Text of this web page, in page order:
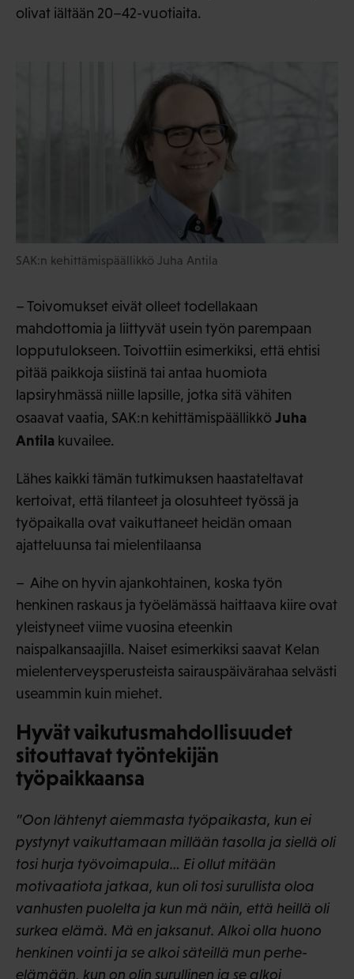
olivat iältään 20–42-vuotiaita.
SAK:n kehittämispäällikkö Juha Antila
– Toivomukset eivät olleet todellakaan
mahdottomia ja liittyvät usein työn parempaan
lopputulokseen. Toivottiin esimerkiksi, että ehtisi
pitää paikkoja siistinä tai antaa huomiota
lapsiryhmässä niille lapsille, jotka sitä vähiten
osaavat vaatia, SAK:n kehittämispäällikkö Juha
Antila kuvailee.
Lähes kaikki tämän tutkimuksen haastateltavat
kertoivat, että tilanteet ja olosuhteet työssä ja
työpaikalla ovat vaikuttaneet heidän omaan
ajatteluunsa tai mielentilaansa
– Aihe on hyvin ajankohtainen, koska työn
henkinen raskaus ja työelämässä haittaava kiire ovat
yleistyneet viime vuosina eteenkin
naispalkansaajilla. Naiset esimerkiksi saavat Kelan
mielenterveysperusteista sairauspäivärahaa selvästi
useammin kuin miehet.
Hyvät vaikutusmahdollisuudet
sitouttavat työntekijän
työpaikkaansa
”Oon lähtenyt aiemmasta työpaikasta, kun ei
pystynyt vaikuttamaan millään tasolla ja siellä oli
tosi hurja työvoimapula… Ei ollut mitään
motivaatiota jatkaa, kun oli tosi surullista oloa
vanhusten puolelta ja kun mä näin, että heillä oli
surkea elämä. Mä en jaksanut. Alkoi olla huono
henkinen vointi ja se alkoi säteillä mun perhe-
elämään, kun on olin surullinen ja se alkoi